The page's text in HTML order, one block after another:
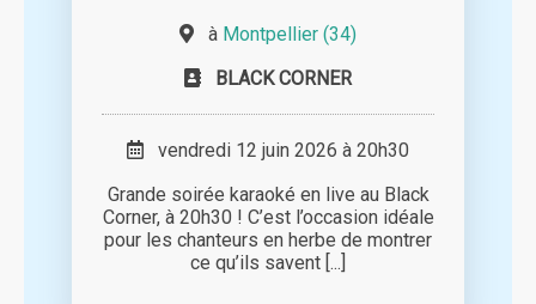
à Montpellier (34)
BLACK CORNER
vendredi 12 juin 2026 à 20h30
Grande soirée karaoké en live au Black
Corner, à 20h30 ! C’est l’occasion idéale
pour les chanteurs en herbe de montrer
ce qu’ils savent [...]